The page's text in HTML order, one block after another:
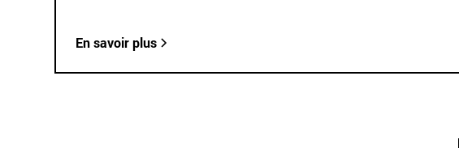
En savoir plus